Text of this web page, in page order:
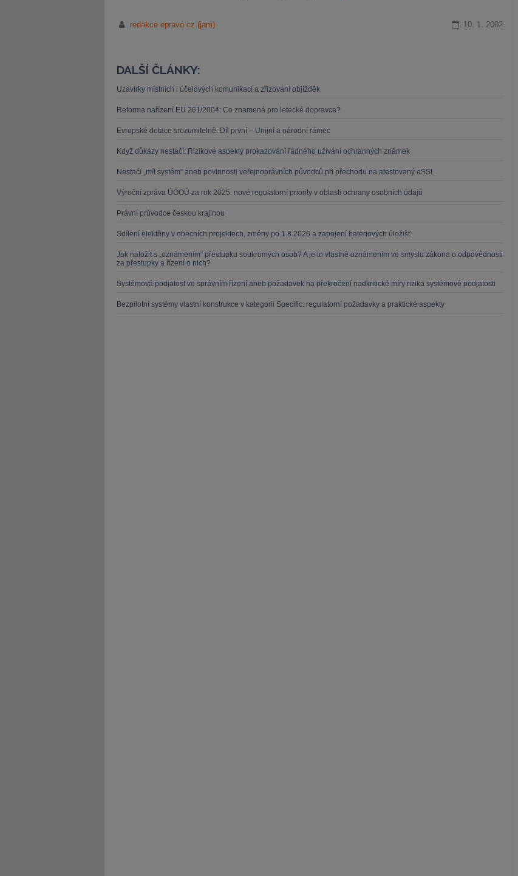
redakce epravo.cz (jam) 10. 1. 2002
DALŠÍ ČLÁNKY:
Uzavírky místních i účelových komunikací a zřizování objížděk
Reforma nařízení EU 261/2004: Co znamená pro letecké dopravce?
Evropské dotace srozumitelně: Díl první – Unijní a národní rámec
Když důkazy nestačí: Rizikové aspekty prokazování řádného užívání ochranných známek
Nestačí „mít systém“ aneb povinnosti veřejnoprávních původců při přechodu na atestovaný eSSL
Výroční zpráva ÚOOÚ za rok 2025: nové regulatorní priority v oblasti ochrany osobních údajů
Právní průvodce českou krajinou
Sdílení elektřiny v obecních projektech, změny po 1.8.2026 a zapojení bateriových úložišť
Jak naložit s „oznámením“ přestupku soukromých osob? A je to vlastně oznámením ve smyslu zákona o odpovědnosti
za přestupky a řízení o nich?
Systémová podjatost ve správním řízení aneb požadavek na překročení nadkritické míry rizika systémové podjatosti
Bezpilotní systémy vlastní konstrukce v kategorii Specific: regulatorní požadavky a praktické aspekty